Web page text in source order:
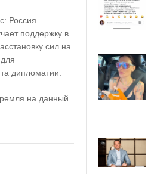
Россия
поддержку в
сил на
дипломатии.
на данный